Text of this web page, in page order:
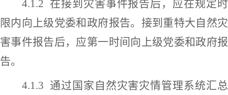
4.1.2 在接到灾害事件报告后，应在规定时
限内向上级党委和政府报告。接到重特大自然灾
害事件报告后，应第一时间向 上级党委和政府报
告。
4.1.3 通过国家自然灾害灾情管理系统汇总